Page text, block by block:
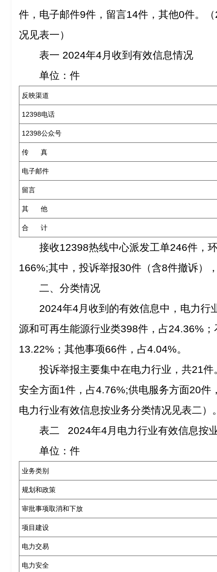
件，电子邮件9件，留言14件，其他0件。
况见表一）
表一 2024年4月收到有效信息情况
单位：件
反映渠道
12398电话
12398公众号
传 真
电子邮件
留言
其 他
合 计
接收12398热线中心派发工单246件，
166%;其中，投诉举报30件（含8件撤诉）
二、分类情况
2024年4月收到的有效信息中，电力行
源和可再生能源行业类398件，占24.36%
13.22%；其他事项66件，占4.04%。
投诉举报主要集中在电力行业，共21
安全方面1件，占4.76%;供电服务方面20件
电力行业有效信息按业务分类情况见表二）
表二 2024年4月电力行业有效信息按
单位：件
业务类别
规划和政策
审批事项取消和下放
项目建设
电力交易
电力安全